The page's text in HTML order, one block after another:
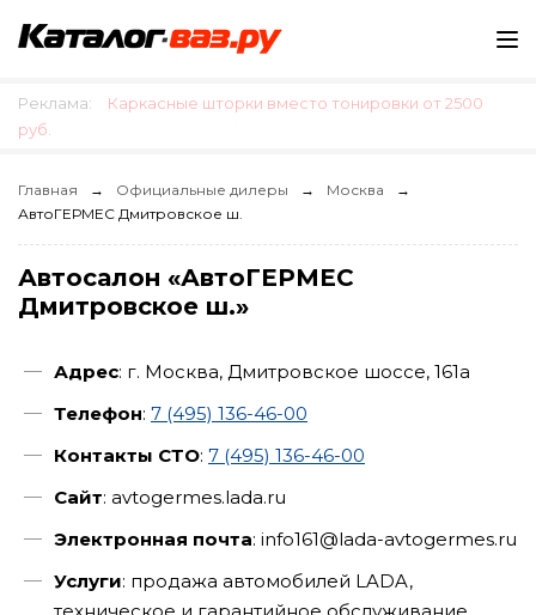
Реклама:
Каркасные шторки вместо тонировки от 2500
руб.
Главная Официальные дилеры
Москва
АвтоГЕРМЕС Дмитровское ш.
Автосалон «АвтоГЕРМЕС
Дмитровское ш.»
Адрес: г. Москва, Дмитровское шоссе, 161а
Телефон: 7 (495) 136-46-00
Контакты СТО: 7 (495) 136-46-00
Сайт: avtogermes.lada.ru
Электронная почта: info161@lada-avtogermes.ru
Услуги: продажа автомобилей LADA,